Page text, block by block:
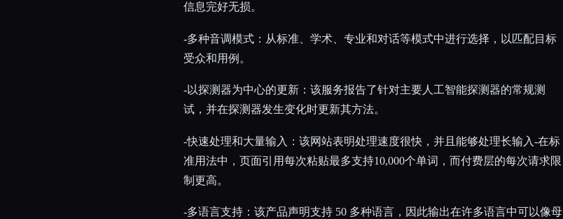
信息完好无损。
-多种音调模式：从标准、学术、专业和对话等模式中进行选择，以匹配目标
受众和用例。
-以探测器为中心的更新：该服务报告了针对主要人工智能探测器的常规测
试，并在探测器发生变化时更新其方法。
-快速处理和大量输入：该网站表明处理速度很快，并且能够处理长输入-在标
准用法中，页面引用每次粘贴最多支持10,000个单词，而付费层的每次请求限
制更高。
-多语言支持：该产品声明支持 50 多种语言，因此输出在许多语言中可以像母